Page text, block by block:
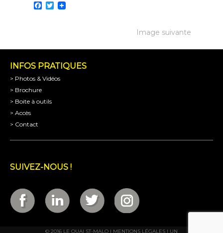
Facebook
Twitter
Image suivante
INFOS PRATIQUES
> Photos & Vidéos
> Brochure
> Boite à outils
> Accès
> Contact
SUIVEZ-NOUS !
© 2016 LE QUAI ST-MALO | MENTIONS LÉGALES | UN